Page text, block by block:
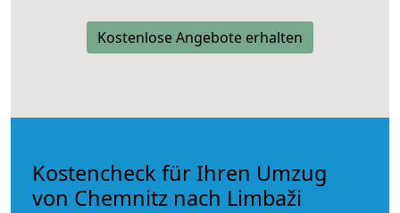
Kostenlose Angebote erhalten
Kostencheck für Ihren Umzug
von Chemnitz nach Limbaži